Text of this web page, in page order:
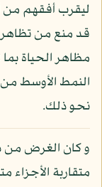
ليقرب أفقهم من
قد منع من تظاهر
مظاهر الحياة
النمط الأوسط من
نحو ذلك.
و كان الغرض من
متقاربة الأجزاء